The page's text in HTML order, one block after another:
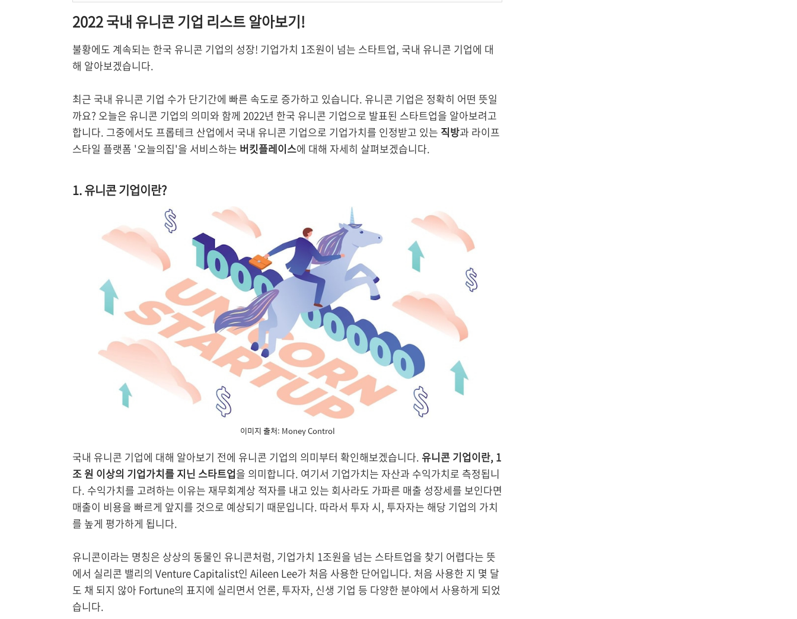
2022 국내 유니콘 기업 리스트 알아보기!
불황에도 계속되는 한국 유니콘 기업의 성장! 기업가치 1조원이 넘는 스타트업, 국내 유니콘 기업에 대
해 알아보겠습니다.
최근 국내 유니콘 기업 수가 단기간에 빠른 속도로 증가하고 있습니다. 유니콘 기업은 정확히 어떤 뜻일
까요? 오늘은 유니콘 기업의 의미와 함께 2022년 한국 유니콘 기업으로 발표된 스타트업을 알아보려고
합니다. 그중에서도 프롭테크 산업에서 국내 유니콘 기업으로 기업가치를 인정받고 있는 직방과 라이프
스타일 플랫폼 '오늘의집'을 서비스하는 버킷플레이스에 대해 자세히 살펴보겠습니다.
1. 유니콘 기업이란?
이미지 출처: Money Control
국내 유니콘 기업에 대해 알아보기 전에 유니콘 기업의 의미부터 확인해보겠습니다. 유니콘 기업이란, 1
조 원 이상의 기업가치를 지닌 스타트업을 의미합니다. 여기서 기업가치는 자산과 수익가치로 측정됩니
다. 수익가치를 고려하는 이유는 재무회계상 적자를 내고 있는 회사라도 가파른 매출 성장세를 보인다면
매출이 비용을 빠르게 앞지를 것으로 예상되기 때문입니다. 따라서 투자 시, 투자자는 해당 기업의 가치
를 높게 평가하게 됩니다.
유니콘이라는 명칭은 상상의 동물인 유니콘처럼, 기업가치 1조원을 넘는 스타트업을 찾기 어렵다는 뜻
에서 실리콘 밸리의 Venture Capitalist인 Aileen Lee가 처음 사용한 단어입니다. 처음 사용한 지 몇 달
도 채 되지 않아 Fortune의 표지에 실리면서 언론, 투자자, 신생 기업 등 다양한 분야에서 사용하게 되었
습니다.